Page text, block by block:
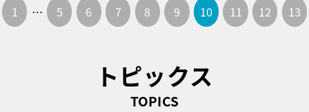
1 … 5 6 7 8 9 10 11 12 13
トピックス
TOPICS